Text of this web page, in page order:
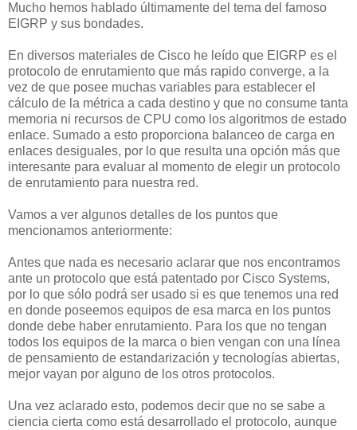
Mucho hemos hablado últimamente del tema del famoso
EIGRP y sus bondades.
En diversos materiales de Cisco he leído que EIGRP es el
protocolo de enrutamiento que más rapido converge, a la
vez de que posee muchas variables para establecer el
cálculo de la métrica a cada destino y que no consume tanta
memoria ni recursos de CPU como los algoritmos de estado
enlace. Sumado a esto proporciona balanceo de carga en
enlaces desiguales, por lo que resulta una opción más que
interesante para evaluar al momento de elegir un protocolo
de enrutamiento para nuestra red.
Vamos a ver algunos detalles de los puntos que
mencionamos anteriormente:
Antes que nada es necesario aclarar que nos encontramos
ante un protocolo que está patentado por Cisco Systems,
por lo que sólo podrá ser usado si es que tenemos una red
en donde poseemos equipos de esa marca en los puntos
donde debe haber enrutamiento. Para los que no tengan
todos los equipos de la marca o bien vengan con una línea
de pensamiento de estandarización y tecnologías abiertas,
mejor vayan por alguno de los otros protocolos.
Una vez aclarado esto, podemos decir que no se sabe a
ciencia cierta como está desarrollado el protocolo, aunque